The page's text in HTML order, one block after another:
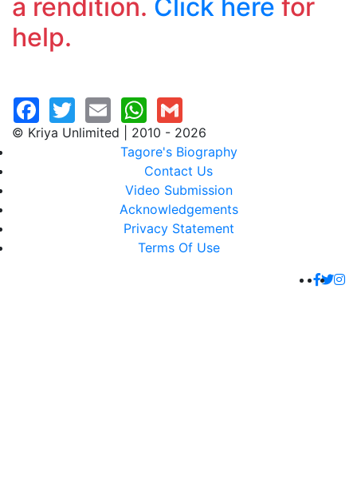
a rendition. Click here for
help.
© Kriya Unlimited | 2010 - 2026
Tagore's Biography
Contact Us
Video Submission
Acknowledgements
Privacy Statement
Terms Of Use